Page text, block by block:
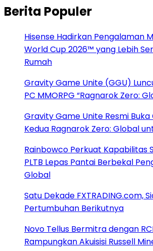
Berita Populer
Hisense Hadirkan Pengalaman
World Cup 2026™ yang Lebih
Rumah
Gravity Game Unite (GGU)
PC MMORPG “Ragnarok Zero:
Gravity Game Unite Resmi
Kedua Ragnarok Zero: Global
Rainbowco Perkuat Kapabilitas
PLTB Lepas Pantai Berbekal
Global
Satu Dekade FXTRADING.com,
Pertumbuhan Berikutnya
Novo Tellus Bermitra dengan
Rampungkan Akuisisi Russell